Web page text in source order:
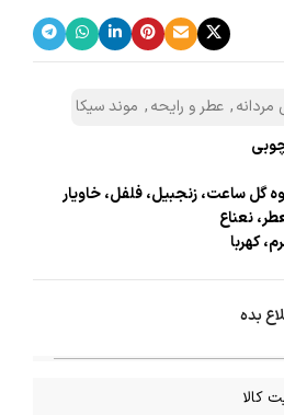
, عطر و رایحه, موند سیکا
گل ساعت، زنجبیل، فلفل، خاویار
نعناع
کهربا
بده
کالا